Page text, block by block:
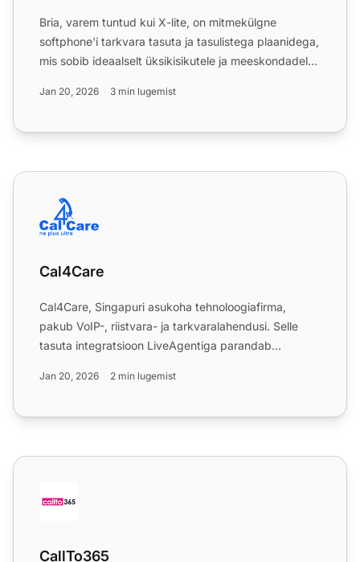
Bria, varem tuntud kui X-lite, on mitmekülgne
softphone'i tarkvara tasuta ja tasulistega plaanidega,
mis sobib ideaalselt üksikisikutele ja meeskondadele.
Jan 20, 2026 3 min lugemist
Cal4Care
Cal4Care
Cal4Care, Singapuri asukoha tehnoloogiafirma,
pakub VoIP-, riistvara- ja tarkvaralahendusi. Selle
tasuta integratsioon LiveAgentiga parandab
Jan 20, 2026 2 min lugemist
CallTo365
CallTo365